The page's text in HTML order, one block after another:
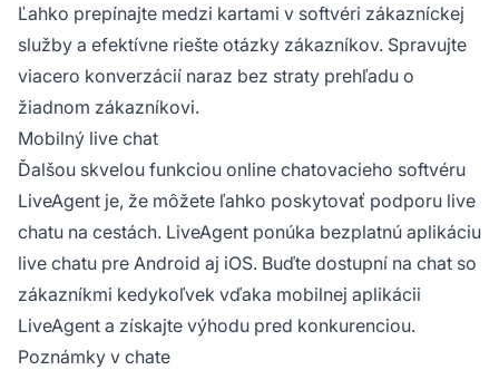
Ľahko prepínajte medzi kartami v softvéri zákazníckej
služby a efektívne riešte otázky zákazníkov. Spravujte
viacero konverzácií naraz bez straty prehľadu o
žiadnom zákazníkovi.
Mobilný live chat
Ďalšou skvelou funkciou online chatovacieho softvéru
LiveAgent je, že môžete ľahko poskytovať podporu live
chatu na cestách. LiveAgent ponúka bezplatnú aplikáciu
live chatu pre Android aj iOS. Buďte dostupní na chat so
zákazníkmi kedykoľvek vďaka mobilnej aplikácii
LiveAgent a získajte výhodu pred konkurenciou.
Poznámky v chate